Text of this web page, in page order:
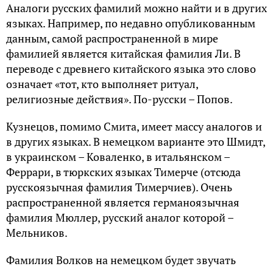
Аналоги русских фамилий можно найти и в других
языках. Например, по недавно опубликованным
данным, самой распространенной в мире
фамилией является китайская фамилия Ли. В
переводе с древнего китайского языка это слово
означает «тот, кто выполняет ритуал,
религиозные действия». По-русски – Попов.
Кузнецов, помимо Смита, имеет массу аналогов и
в других языках. В немецком варианте это Шмидт,
в украинском – Коваленко, в итальянском –
Феррари, в тюркских языках Тимерче (отсюда
русскоязычная фамилия Тимерчиев). Очень
распространенной является германоязычная
фамилия Мюллер, русский аналог которой –
Мельников.
Фамилия Волков на немецком будет звучать